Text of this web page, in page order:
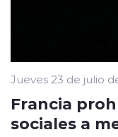
Jueves 23 de julio
Francia
sociales a